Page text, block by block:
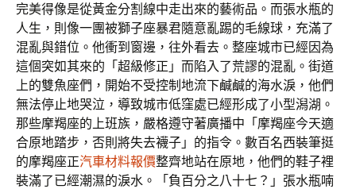
完美得像是從黃金分割線中走出來的藝術品。而張水瓶的
人生，則像一團被獅子座暴君隨意亂踢的毛線球，充滿了
混亂與錯位。他衝到窗邊，往外看去。整座城市已經因為
這個突如其來的「超級修正」而陷入了荒謬的混亂。街道
上的雙魚座們，開始不受控制地流下鹹鹹的海水淚，他們
無法停止地哭泣，導致城市低窪處已經形成了小型潟湖。
那些摩羯座的上班族，嚴格遵守著廣播中「摩羯座今天適
合原地踏步，否則將失去襪子」的指令。數百名西裝筆挺
的摩羯座正汽車材料報價整齊地站在原地，他們的鞋子裡
裝滿了已經潮濕的淚水。「負百分之八十七？」張水瓶喃